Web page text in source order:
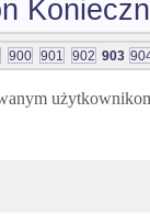
900 901 902 903